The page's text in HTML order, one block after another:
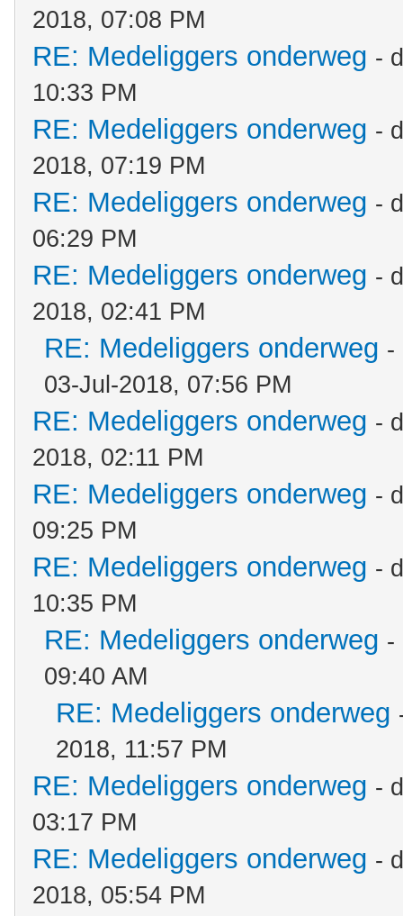
2018, 07:08 PM
RE: Medeliggers onderweg -
10:33 PM
RE: Medeliggers onderweg -
2018, 07:19 PM
RE: Medeliggers onderweg -
06:29 PM
RE: Medeliggers onderweg -
2018, 02:41 PM
RE: Medeliggers onderweg -
03-Jul-2018, 07:56 PM
RE: Medeliggers onderweg -
2018, 02:11 PM
RE: Medeliggers onderweg -
09:25 PM
RE: Medeliggers onderweg -
10:35 PM
RE: Medeliggers onderweg -
09:40 AM
RE: Medeliggers onderweg
2018, 11:57 PM
RE: Medeliggers onderweg -
03:17 PM
RE: Medeliggers onderweg -
2018, 05:54 PM